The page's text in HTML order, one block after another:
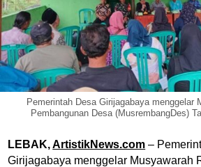
Pemerintah Desa Girijagabaya menggelar
Pembangunan Desa (MusrembangDes)
LEBAK,ArtistikNews.com –
Girijagabaya menggelar Musyawarah